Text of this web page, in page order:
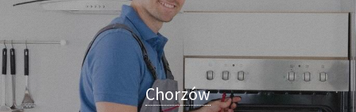
Chorzów